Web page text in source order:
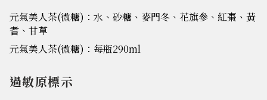
元氣美人茶(微糖)：水、砂糖、麥門冬、花旗參、紅棗、黃
耆、甘草
元氣美人茶(微糖)：每瓶290ml
過敏原標示